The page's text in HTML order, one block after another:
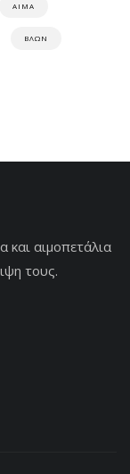
ΑΙΜΑ
ΒΛΩΝ
αιμοπετάλια
τους.